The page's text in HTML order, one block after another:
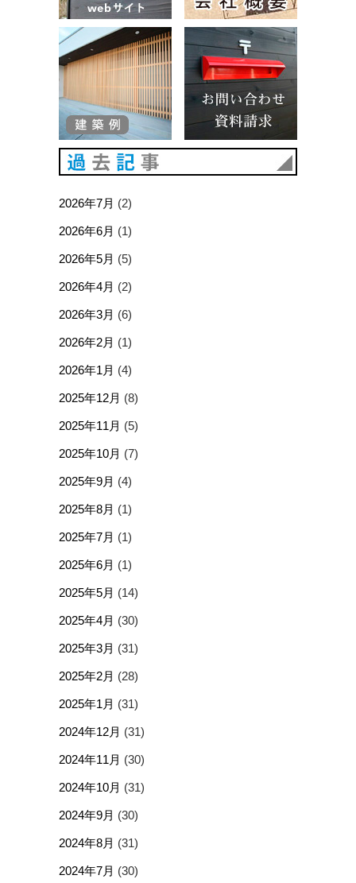
2026年7月 (2)
2026年6月 (1)
2026年5月 (5)
2026年4月 (2)
2026年3月 (6)
2026年2月 (1)
2026年1月 (4)
2025年12月 (8)
2025年11月 (5)
2025年10月 (7)
2025年9月 (4)
2025年8月 (1)
2025年7月 (1)
2025年6月 (1)
2025年5月 (14)
2025年4月 (30)
2025年3月 (31)
2025年2月 (28)
2025年1月 (31)
2024年12月 (31)
2024年11月 (30)
2024年10月 (31)
2024年9月 (30)
2024年8月 (31)
2024年7月 (30)